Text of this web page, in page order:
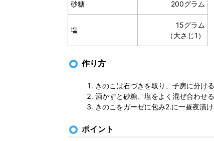
砂糖 200グラム
塩
15グラム
（大さじ1）
作り方
きのこは石づきを取り、子房に分ける
酒かすと砂糖、塩をよく混ぜ合わせる
きのこをガーゼに包み2.に一昼夜漬
ポイント